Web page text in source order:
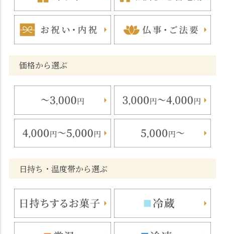
価格から選ぶ
日持ち・温度帯から選ぶ